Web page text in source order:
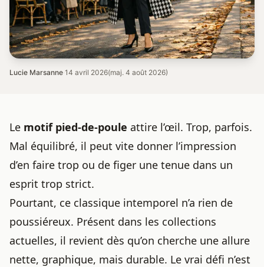
Lucie Marsanne·14 avril 2026(maj. 4 août 2026)
Le motif pied-de-poule attire l’œil. Trop, parfois.
Mal équilibré, il peut vite donner l’impression
d’en faire trop ou de figer une tenue dans un
esprit trop strict.
Pourtant, ce classique intemporel n’a rien de
poussiéreux. Présent dans les collections
actuelles, il revient dès qu’on cherche une allure
nette, graphique, mais durable. Le vrai défi n’est